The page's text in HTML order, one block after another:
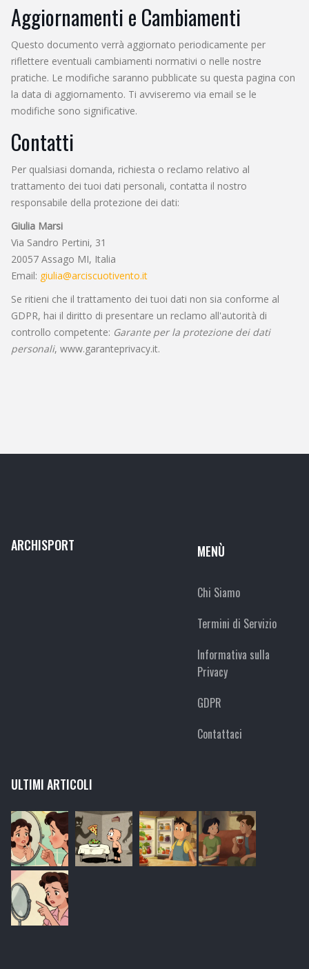
Aggiornamenti e Cambiamenti
Questo documento verrà aggiornato periodicamente per
riflettere eventuali cambiamenti normativi o nelle nostre
pratiche. Le modifiche saranno pubblicate su questa pagina con
la data di aggiornamento. Ti avviseremo via email se le
modifiche sono significative.
Contatti
Per qualsiasi domanda, richiesta o reclamo relativo al
trattamento dei tuoi dati personali, contatta il nostro
responsabile della protezione dei dati:
Giulia Marsi
Via Sandro Pertini, 31
20057 Assago MI, Italia
Email: giulia@arciscuotivento.it
Se ritieni che il trattamento dei tuoi dati non sia conforme al
GDPR, hai il diritto di presentare un reclamo all'autorità di
controllo competente: Garante per la protezione dei dati
personali, www.garanteprivacy.it.
ARCHISPORT MENÙ
Chi Siamo
Termini di Servizio
Informativa sulla
Privacy
GDPR
Contattaci
ULTIMI ARTICOLI